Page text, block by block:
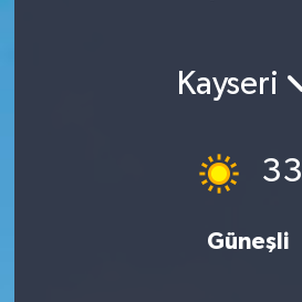
Kayseri
33
Güneşli